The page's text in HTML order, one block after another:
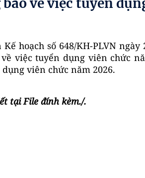
Kế hoạch số 648/KH-PLVN ngày
việc tuyển dụng viên chức
viên chức năm 2026.
tại File đính kèm./.